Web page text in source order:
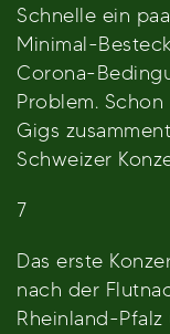
Schnelle ein
Minimal-
Corona-
Problem.
Gigs
Schweizer
7
Das erste
nach der
Rheinland-Pfalz